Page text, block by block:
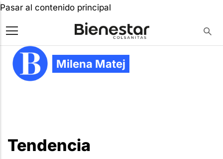
Pasar al contenido principal
Milena Matej
Tendencia